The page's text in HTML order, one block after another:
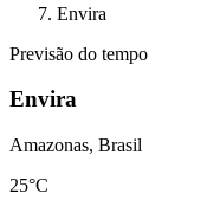
Envira
Previsão do tempo
Envira
Amazonas, Brasil
25°C